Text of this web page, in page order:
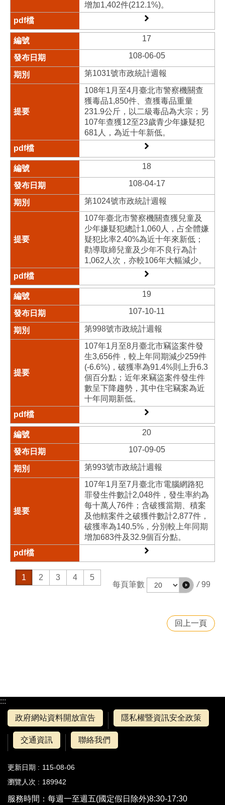
增加1,402件(212.1%)。
17
108-06-05
第1031號市政統計週報
108年1月至4月臺北市警察機關查
獲毒品1,850件、查獲毒品重量
231.9公斤，以二級毒品為大宗；另
107年查獲12至23歲青少年嫌疑犯
681人，為近十年新低。
18
108-04-17
第1024號市政統計週報
107年臺北市警察機關查獲兒童及
少年嫌疑犯總計1,060人，占全體嫌
疑犯比率2.40%為近十年來新低；
勸導取締兒童及少年不良行為計
1,062人次，亦較106年大幅減少。
19
107-10-11
第998號市政統計週報
107年1月至8月臺北市竊盜案件發
生3,656件，較上年同期減少259件
(-6.6%)，破獲率為91.4%則上升6.3
個百分點；近年來竊盜案件發生件
數呈下降趨勢，其中住宅竊案為近
十年同期新低。
20
107-09-05
第993號市政統計週報
107年1月至7月臺北市電腦網路犯
罪發生件數計2,048件，發生率約為
每十萬人76件；含破獲當期、積案
及他轄案件之破獲件數計2,877件，
破獲率為140.5%，分別較上年同期
增加683件及32.9個百分點。
1 2 3 4
5
每頁筆數
/ 99
回上一頁
:::
政府網站資料開放宣告
隱私權暨資訊安全政策
交通資訊 聯絡我們
更新日期
115-08-06
瀏覽人次
189942
服務時間：每週一至週五(國定假日除外)8:30-17:30